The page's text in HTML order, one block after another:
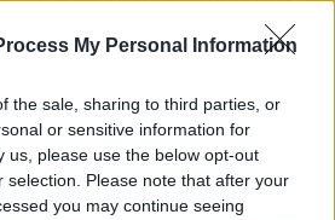
My Personal Information
the sale, sharing to third parties, or
or sensitive information for
us, please use the below opt-out
selection. Please note that after your
you may continue seeing